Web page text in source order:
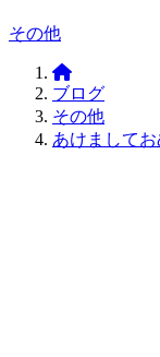
その他office01(オ
ィ
ス
ゼ
ロ
Office01
ブログ
その他
あけまして